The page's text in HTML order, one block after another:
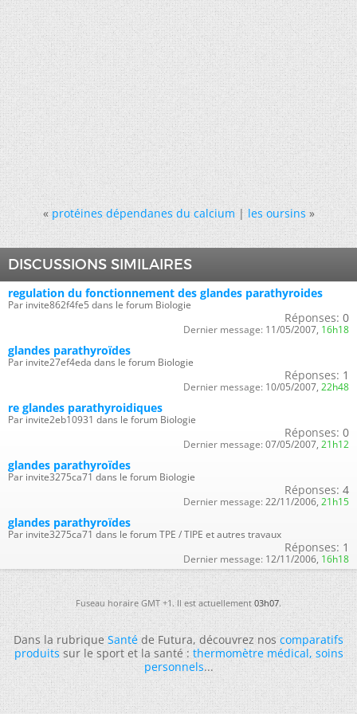
« protéines dépendanes du calcium|les oursins »
DISCUSSIONS SIMILAIRES
regulation du fonctionnement des glandes parathyroides
Par invite862f4fe5 dans le forum Biologie
Réponses: 0
Dernier message: 11/05/2007, 16h18
glandes parathyroïdes
Par invite27ef4eda dans le forum Biologie
Réponses: 1
Dernier message: 10/05/2007, 22h48
re glandes parathyroidiques
Par invite2eb10931 dans le forum Biologie
Réponses: 0
Dernier message: 07/05/2007, 21h12
glandes parathyroïdes
Par invite3275ca71 dans le forum Biologie
Réponses: 4
Dernier message: 22/11/2006, 21h15
glandes parathyroïdes
Par invite3275ca71 dans le forum TPE / TIPE et autres travaux
Réponses: 1
Dernier message: 12/11/2006, 16h18
Fuseau horaire GMT +1. Il est actuellement03h07.
Dans la rubriqueSantéde Futura, découvrez noscomparatifs
produitssur le sport et la santé :thermomètre médical,soins
personnels...